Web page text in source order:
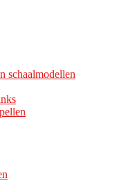
schaalmodellen